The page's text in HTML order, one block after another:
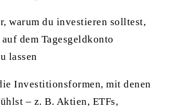
warum du investieren solltest,
dem Tagesgeldkonto
lassen
Investitionsformen, mit denen
– z. B. Aktien, ETFs,